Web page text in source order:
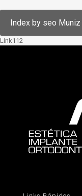
Link112